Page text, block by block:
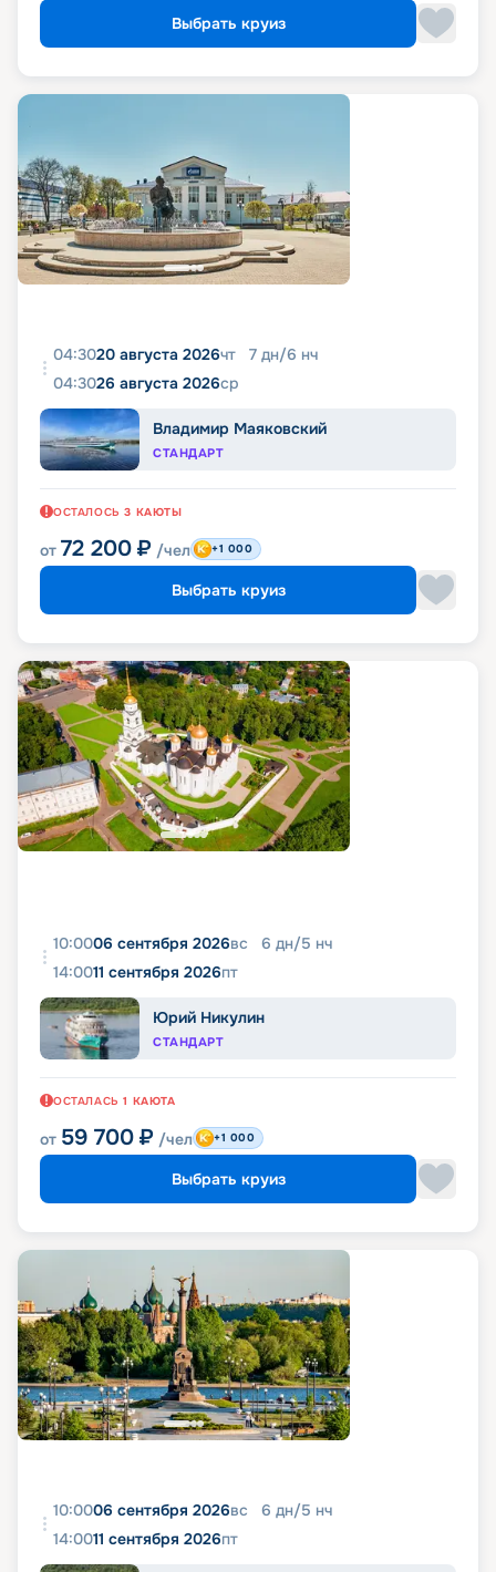
Выбрать круиз
04:3020 августа 2026чт 7 дн/6 нч
04:3026 августа 2026ср
Владимир Маяковский
СТАНДАРТ
ОСТАЛОСЬ 3 КАЮТЫ
от 72 200 ₽ /чел +1 000
Выбрать круиз
10:0006 сентября 2026вс 6 дн/5 нч
14:0011 сентября 2026пт
Юрий Никулин
СТАНДАРТ
ОСТАЛАСЬ 1 КАЮТА
от 59 700 ₽ /чел +1 000
Выбрать круиз
10:0006 сентября 2026вс 6 дн/5 нч
14:0011 сентября 2026пт